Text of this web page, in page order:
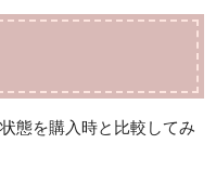
態を購入時と比較してみ